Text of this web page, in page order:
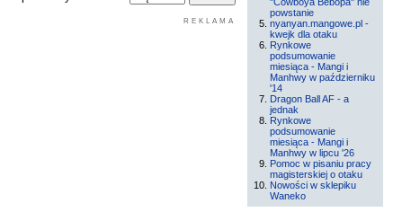
REKLAMA
powstanie
nyanyan.mangowe.pl -
kwejk dla otaku
Rynkowe
podsumowanie
miesiąca - Mangi i
Manhwy w październiku
'14
Dragon Ball AF - a
jednak
Rynkowe
podsumowanie
miesiąca - Mangi i
Manhwy w lipcu '26
Pomoc w pisaniu pracy
magisterskiej o otaku
Nowości w sklepiku
Waneko